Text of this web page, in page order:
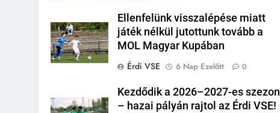
Ellenfelünk visszalépése miatt
játék nélkül jutottunk tovább a
MOL Magyar Kupában
Érdi VSE
6 Nap Ezelőtt 0
Kezdődik a 2026–2027-es szezon
– hazai pályán rajtol az Érdi VSE!